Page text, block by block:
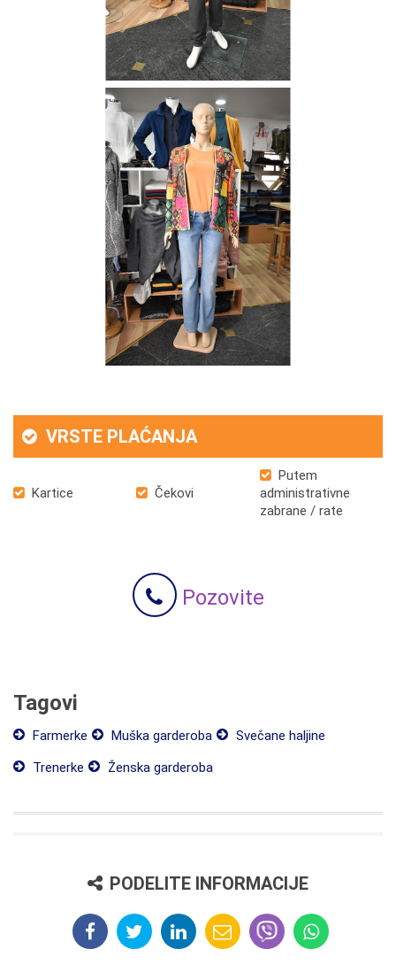
VRSTE PLAĆANJA
Kartice Čekovi
Putem
administrativne
zabrane / rate
Pozovite
Tagovi
Farmerke Muška garderoba
Svečane haljine
Trenerke
Ženska garderoba
PODELITE INFORMACIJE